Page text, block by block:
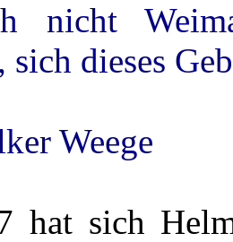
nicht
sich dieses
Weege
hat sich